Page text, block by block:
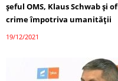
șeful OMS, Klaus Schwab și
crime împotriva umanității
19/12/2021